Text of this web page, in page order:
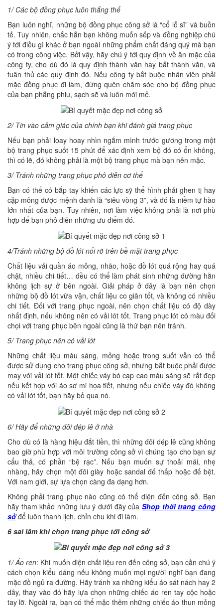
1/ Các bộ đồng phục luôn thắng thế
Bạn luôn nghĩ, những bộ đồng phục công sở là “cổ lỗ sĩ” và buồn
tẻ. Tuy nhiên, chắc hẳn bạn không muốn sếp và đồng nghiệp chú
ý tới điều gì khác ở bạn ngoài những phẩm chất đáng quý mà bạn
có trong công việc. Bởi vậy, hãy chú ý tới quy định về ăn mặc của
công ty, cho dù đó là quy định thành văn hay bất thành văn, và
tuân thủ các quy định đó. Nếu công ty bắt buộc nhân viên phải
mặc đồng phục đi làm, đừng quên chăm sóc cho bộ đồng phục
của bạn phẳng phiu, sạch sẽ và luôn mới mẻ.
2/ Tin vào cảm giác của chính bạn khi đánh giá trang phục
Nếu bạn phải loay hoay nhìn ngắm mình trước gương trong một
bộ trang phục suốt 15 phút để xác định xem bộ đó có ổn không,
thì có lẽ, đó không phải là một bộ trang phục mà bạn nên mặc.
3/ Tránh những trang phục phô diễn cơ thể
Bạn có thể có bắp tay khiến các lực sỹ thể hình phải ghen tị hay
cặp mông được mệnh danh là “siêu vòng 3”, và đó là niềm tự hào
lớn nhất của bạn. Tuy nhiên, nơi làm việc không phải là nơi phù
hợp để bạn phô diễn những ưu điểm đó.
4/Tránh những bộ đồ lót nổi rõ trên bề mặt trang phục
Chất liệu vải quần áo mỏng, nhão, hoặc đồ lót quá rộng hay quá
chật, nhiều chi tiết… đều có thể làm phát sinh những đường hằn
không lịch sự ở bên ngoài. Giải pháp ở đây là bạn nên chọn
những bộ đồ lót vừa vặn, chất liệu co giãn tốt, và không có nhiều
chi tiết. Đối với trang phục ngoài, nên chọn chất liệu có độ dày
nhất định, nếu không nên có vải lót tốt. Trang phục lót có màu đối
chọi với trang phục bên ngoài cũng là thứ bạn nên tránh.
5/ Trang phục nên có vải lót
Những chất liệu màu sáng, mỏng hoặc trong suốt vẫn có thể
được sử dụng cho trang phục công sở, nhưng bắt buộc phải được
may với vải lót tốt. Một chiếc váy bó cạp cao màu sáng sẽ rất đẹp
nếu kết hợp với áo sơ mi họa tiết, nhưng nếu chiếc váy đó không
có vải lót tốt, bạn hãy bỏ qua nó.
6/ Hãy để những đôi dép lê ở nhà
Cho dù có là hàng hiệu đắt tiền, thì những đôi dép lê cũng không
bao giờ phù hợp với môi trường công sở vì chúng tạo cho bạn sự
cẩu thả, có phần “bệ rạc”. Nếu bạn muốn sự thoải mái, nhẹ
nhàng, hãy chọn một đôi giày hoặc sandal đế thấp hoặc đế bệt.
Với nam giới, sự lựa chọn càng đa dạng hơn.
Không phải trang phục nào cũng có thể diện đến công sở. Bạn
hãy tham khảo những lưu ý dưới đây của Shop thời trang công
sởđể luôn thanh lịch, chỉn chu khi đi làm.
6 sai lầm khi chọn trang phục tới công sở
1/ Áo ren: Khi muốn diện chất liệu ren đến công sở, bạn cần chú ý
cách chọn kiểu dáng nếu không muốn mọi người nghĩ bạn đang
mặc đồ ngủ ra đường. Hãy tránh xa những kiểu áo sát nách hay 2
dây, thay vào đó hãy lựa chọn những chiếc áo ren tay cộc hoặc
tay lỡ. Ngoài ra, bạn có thể mặc thêm những chiếc áo thun mỏng